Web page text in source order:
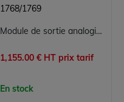
1768/1769
Module de sortie analogique Allen-Bradley 1769-OF8C CompactLogix 8 canaux courant 0-20 mA 4-20 mA
1,155.00 € HT prix tarif
En stock